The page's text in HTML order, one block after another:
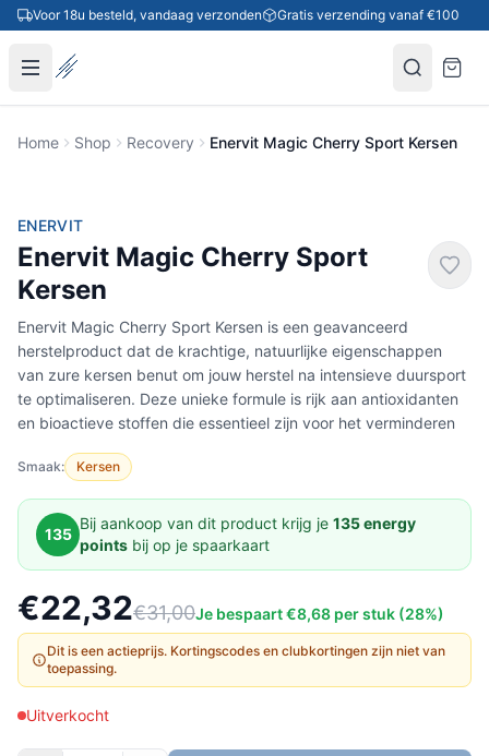
Ga naar inhoud
Voor 18u besteld, vandaag verzonden Gratis verzending vanaf €100
Home Shop Recovery Enervit Magic Cherry Sport Kersen
ENERVIT
Enervit Magic Cherry Sport
Kersen
Enervit Magic Cherry Sport Kersen is een geavanceerd
herstelproduct dat de krachtige, natuurlijke eigenschappen
van zure kersen benut om jouw herstel na intensieve duursport
te optimaliseren. Deze unieke formule is rijk aan antioxidanten
en bioactieve stoffen die essentieel zijn voor het verminderen
Smaak: Kersen
135
Bij aankoop van dit product krijg je 135 energy
points bij op je spaarkaart
€22,32€31,00Je bespaart €8,68 per stuk (28%)
Dit is een actieprijs. Kortingscodes en clubkortingen zijn niet van
toepassing.
Uitverkocht